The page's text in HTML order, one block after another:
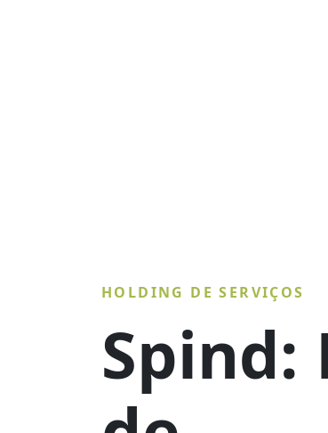
HOLDING DE SERVIÇOS
Spind: